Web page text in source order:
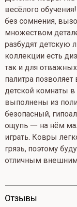
весёлого
без сомнения,
множеством
разбудят детскую
коллекции есть
так и для
палитра позволяет
детской комнаты
выполнены из
безопасный,
ощупь 一 на нём
играть. Ковры
грязь, поэтому
отличным
Отзывы